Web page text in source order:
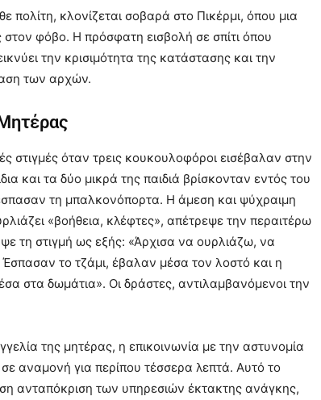
πολίτη, κλονίζεται σοβαρά στο Πικέρμι, όπου μια
στον φόβο. Η πρόσφατη εισβολή σε σπίτι όπου
την κρισιμότητα της κατάστασης και την
των αρχών.
στιγμές όταν τρεις κουκουλοφόροι εισέβαλαν στην
και τα δύο μικρά της παιδιά βρίσκονταν εντός του
τη μπαλκονόπορτα. Η άμεση και ψύχραιμη
«βοήθεια, κλέφτες», απέτρεψε την περαιτέρω
τη στιγμή ως εξής: «Άρχισα να ουρλιάζω, να
το τζάμι, έβαλαν μέσα τον λοστό και η
στα δωμάτια». Οι δράστες, αντιλαμβανόμενοι την
της μητέρας, η επικοινωνία με την αστυνομία
αναμονή για περίπου τέσσερα λεπτά. Αυτό το
ανταπόκριση των υπηρεσιών έκτακτης ανάγκης,